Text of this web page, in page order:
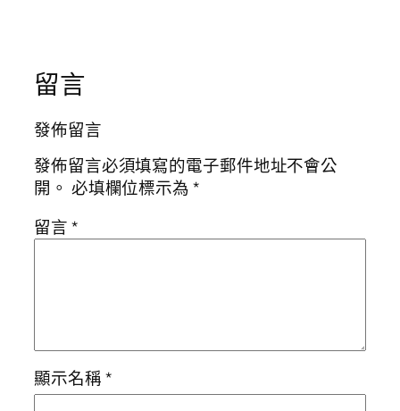
留言
發佈留言
發佈留言必須填寫的電子郵件地址不會公
開。 必填欄位標示為*
留言*
顯示名稱*